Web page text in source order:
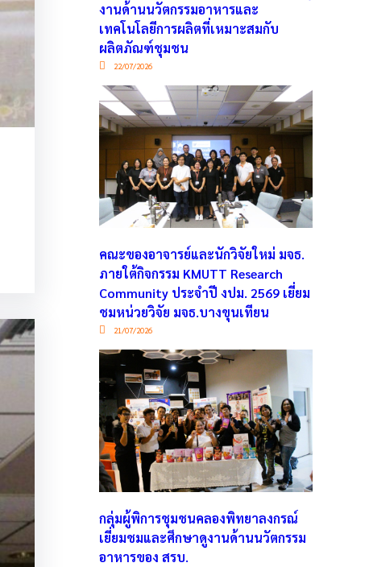
งานด้านนวัตกรรมอาหารและ
เทคโนโลยีการผลิตที่เหมาะสมกับ
ผลิตภัณฑ์ชุมชน
22/07/2026
คณะของอาจารย์และนักวิจัยใหม่ มจธ.
ภายใต้กิจกรรม KMUTT Research
Community ประจำปี งปม. 2569 เยี่ยม
ชมหน่วยวิจัย มจธ.บางขุนเทียน
21/07/2026
กลุ่มผู้พิการชุมชนคลองพิทยาลงกรณ์
เยี่ยมชมและศึกษาดูงานด้านนวัตกรรม
อาหารของ สรบ.